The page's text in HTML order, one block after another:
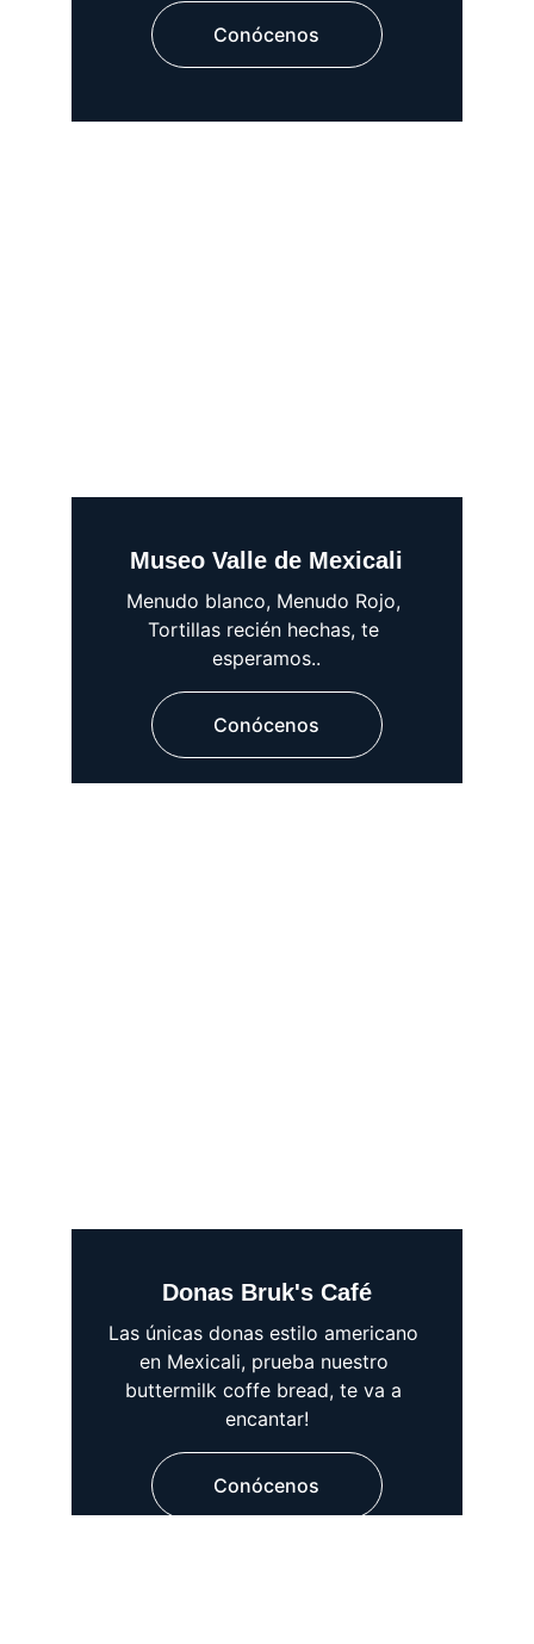
Museo Valle de Mexicali
Menudo blanco, Menudo Rojo,
Tortillas recién hechas, te
esperamos..
Conócenos
Conócenos
Donas Bruk's Café
Conócenos
Las únicas donas estilo americano
en Mexicali, prueba nuestro
buttermilk coffe bread, te va a
encantar!